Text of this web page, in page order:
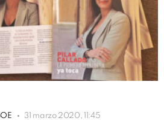
31 marzo 2020, 11:45